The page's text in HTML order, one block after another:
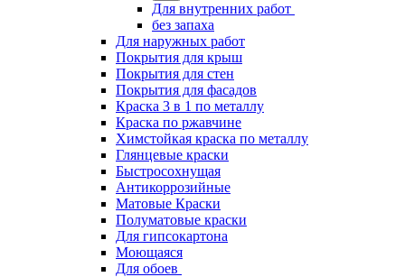
Для внутренних работ
без запаха
Для наружных работ
Покрытия для крыш
Покрытия для стен
Покрытия для фасадов
Краска 3 в 1 по металлу
Краска по ржавчине
Химстойкая краска по металлу
Глянцевые краски
Быстросохнущая
Антикоррозийные
Матовые Краски
Полуматовые краски
Для гипсокартона
Моющаяся
Для обоев